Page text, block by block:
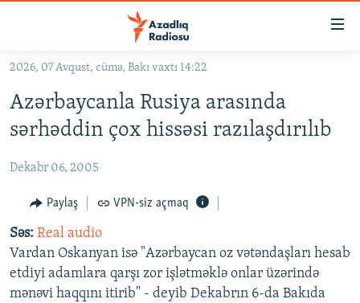
Əsas
qayıt
Əsas
qayıt
KORRUPSIOMETR
#ƏSLINDƏ
FƏRQƏ BAX
QANUNI DOĞRU
ARAŞDIRMA
MULTIMEDIA
2026, 07 Avqust, cümə, Bakı vaxtı 14:22
Azərbaycanla Rusiya arasında
sərhəddin çox hissəsi razılaşdırılıb
Dekabr 06, 2005
Paylaş VPN-siz açmaq
Səs: Real audio
Vardan Oskanyan isə "Azərbaycan oz vətəndaşları hesab
etdiyi adamlara qarşı zor işlətməklə onlar üzərində
mənəvi haqqını itirib" - deyib Dekabrın 6-da Bakıda